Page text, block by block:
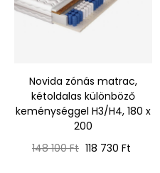
Novida zónás matrac,
kétoldalas különböző
keménységgel H3/H4, 180 x
200
Normál
148 100 Ft Ár
118 730 Ft